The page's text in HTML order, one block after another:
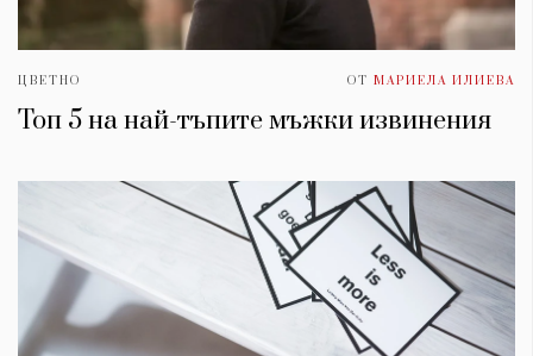
ЦВЕТНО ОТ МАРИЕЛА ИЛИЕВА
Топ 5 на най-тъпите мъжки извинения